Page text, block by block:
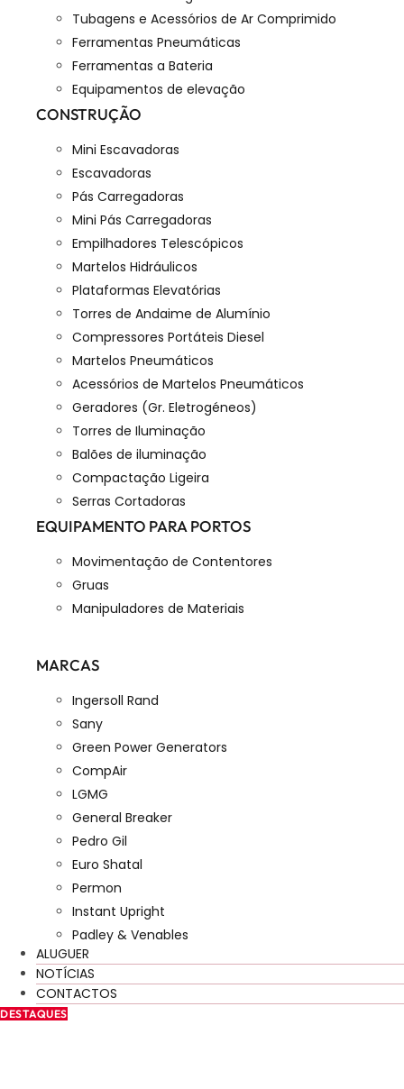
Tubagens e Acessórios de Ar Comprimido
Ferramentas Pneumáticas
Ferramentas a Bateria
Equipamentos de elevação
CONSTRUÇÃO
Mini Escavadoras
Escavadoras
Pás Carregadoras
Mini Pás Carregadoras
Empilhadores Telescópicos
Martelos Hidráulicos
Plataformas Elevatórias
Torres de Andaime de Alumínio
Compressores Portáteis Diesel
Martelos Pneumáticos
Acessórios de Martelos Pneumáticos
Geradores (Gr. Eletrogéneos)
Torres de Iluminação
Balões de iluminação
Compactação Ligeira
Serras Cortadoras
EQUIPAMENTO PARA PORTOS
Movimentação de Contentores
Gruas
Manipuladores de Materiais
MARCAS
Ingersoll Rand
Sany
Green Power Generators
CompAir
LGMG
General Breaker
Pedro Gil
Euro Shatal
Permon
Instant Upright
Padley & Venables
ALUGUER
NOTÍCIAS
CONTACTOS
DESTAQUES